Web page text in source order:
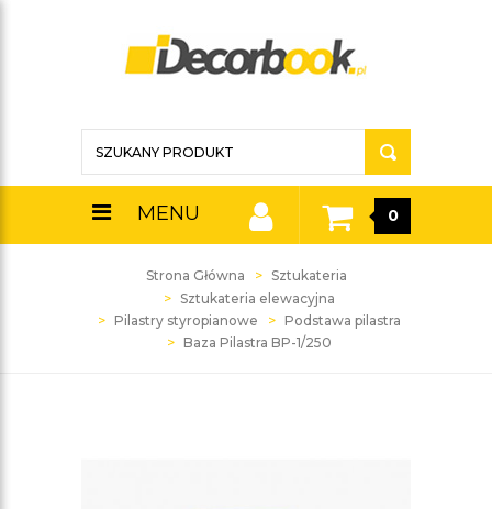
MENU 0
Strona Główna
Sztukateria
Sztukateria elewacyjna
Pilastry styropianowe
Podstawa pilastra
Baza Pilastra BP-1/250